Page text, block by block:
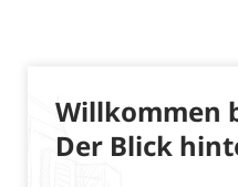
Willkommen
Der Blick